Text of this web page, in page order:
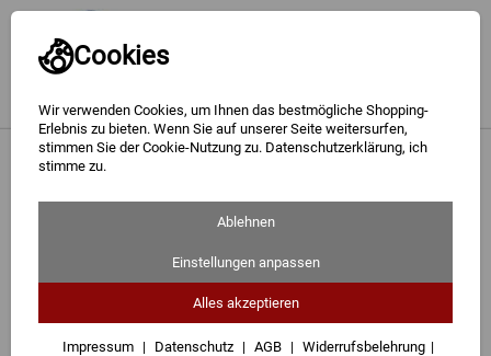
Cookies
Wir verwenden Cookies, um Ihnen das bestmögliche Shopping-
Erlebnis zu bieten. Wenn Sie auf unserer Seite weitersurfen,
stimmen Sie der Cookie-Nutzung zu. Datenschutzerklärung, ich
stimme zu.
Ablehnen
Einstellungen anpassen
Alles akzeptieren
Impressum Datenschutz AGB
Widerrufsbelehrung
Gold
Silber
Geschenke
Silber Quadriga Feinsilber